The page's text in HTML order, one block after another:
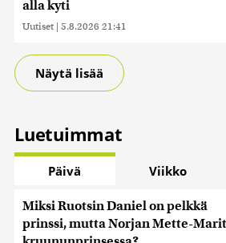
kerätty, kun olet käyttänyt heidän
saatetaan myös siirtää ulkomaille.
alla kyti
Uutiset | 5.8.2026 21:41
Näytä lisää
Luetuimmat
Päivä Viikko
Miksi Ruotsin Daniel on pelkkä
prinssi, mutta Norjan Mette-